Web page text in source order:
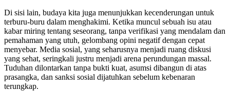
Di sisi lain, budaya kita juga menunjukkan kecenderungan untuk
terburu-buru dalam menghakimi. Ketika muncul sebuah isu atau
kabar miring tentang seseorang, tanpa verifikasi yang mendalam dan
pemahaman yang utuh, gelombang opini negatif dengan cepat
menyebar. Media sosial, yang seharusnya menjadi ruang diskusi
yang sehat, seringkali justru menjadi arena perundungan massal.
Tuduhan dilontarkan tanpa bukti kuat, asumsi dibangun di atas
prasangka, dan sanksi sosial dijatuhkan sebelum kebenaran
terungkap.